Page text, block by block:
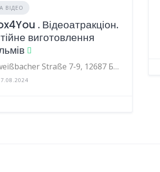
ВІДЕО
. Відеоатракціон.
виготовлення
Oberweißbacher Straße 7-9, 12687 Берлін, Німеччина